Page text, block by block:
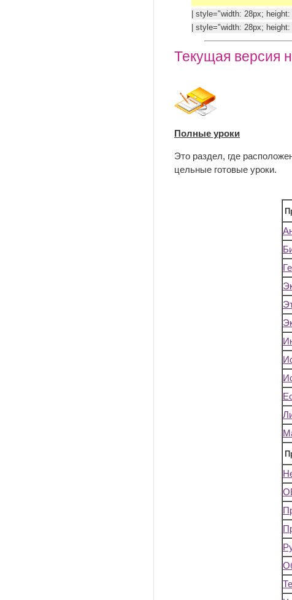
| style="width: 28px;
| style="width: 28px;
Текущая версия
Полные уроки
Это раздел, где
цельные готовые уроки.